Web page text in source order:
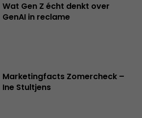
Wat Gen Z écht denkt over
GenAI in reclame
Marketingfacts Zomercheck –
Ine Stultjens